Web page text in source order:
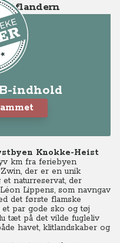
indhold
Knokke-Heist
km fra feriebyen
der er en unik
naturreservat, der
Lippens, som navngav
det første flamske
et par gode sko og tøj
tæt på det vilde fugleliv
havet, klitlandskaber og